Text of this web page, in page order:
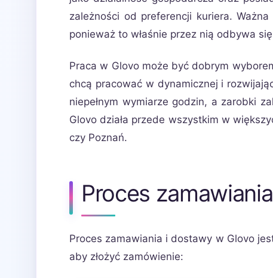
zależności od preferencji kuriera.
ponieważ to właśnie przez nią odbywa
Praca w Glovo może być dobrym
chcą pracować w dynamicznej i
niepełnym wymiarze godzin, a zarobki
Glovo działa przede wszystkim w
czy Poznań.
Proces
Proces zamawiania i dostawy w Glovo
aby złożyć zamówienie: